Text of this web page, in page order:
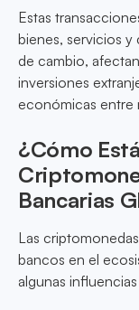
Estas
bienes, servicios y
de cambio,
inversiones
económicas entre
¿Cómo
Bancarias
Las
bancos en el
algunas